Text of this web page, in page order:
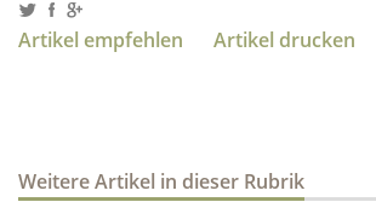
Artikel empfehlen Artikel drucken
Weitere Artikel in dieser Rubrik